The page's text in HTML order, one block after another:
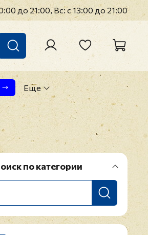
до 21:00, Вс: с 13:00 до 21:00
Еще
по категории